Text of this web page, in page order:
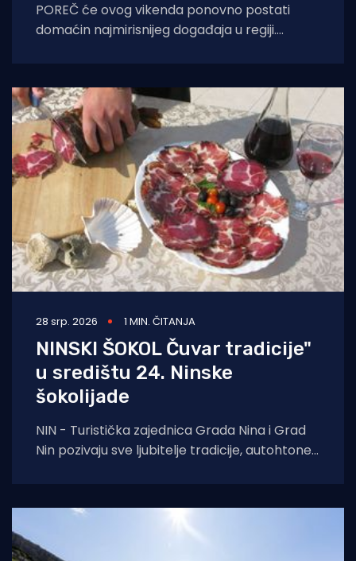
POREČ će ovog vikenda ponovno postati
domaćin najmirisnijeg događaja u regiji.
28 srp. 2026 1 MIN. ČITANJA
NINSKI ŠOKOL Čuvar tradicije"
u središtu 24. Ninske
šokolijade
NIN - Turistička zajednica Grada Nina i Grad
Nin pozivaju sve ljubitelje tradicije, autohtone